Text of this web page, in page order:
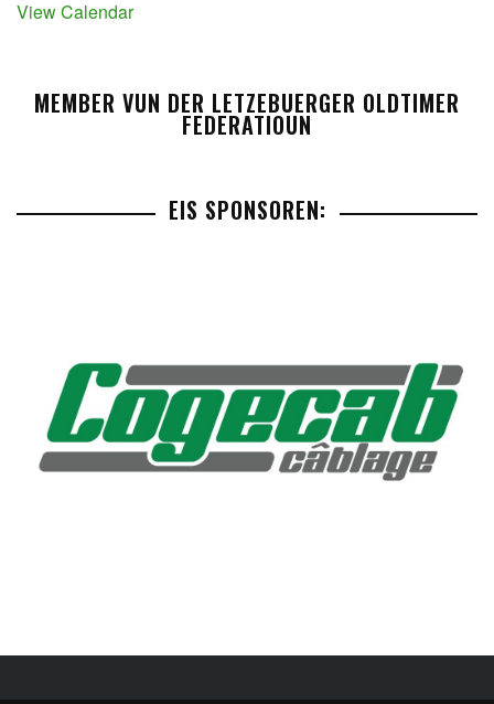
View Calendar
MEMBER VUN DER LETZEBUERGER OLDTIMER
FEDERATIOUN
EIS SPONSOREN: